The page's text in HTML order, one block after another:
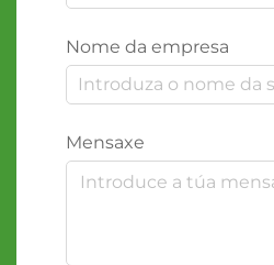
Nome da empresa
Mensaxe